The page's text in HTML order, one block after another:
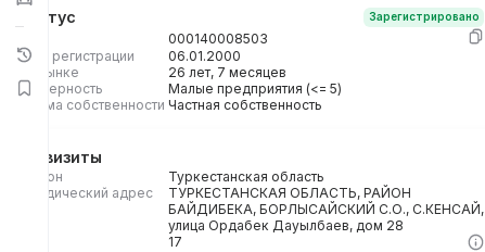
Статус Зарегистрировано
000140008503
Дата регистрации
06.01.2000
На рынке
26 лет, 7 месяцев
Размерность
Малые предприятия (<= 5)
Форма собственности Частная собственность
Реквизиты
Регион
Туркестанская область
Юридический адрес
ТУРКЕСТАНСКАЯ ОБЛАСТЬ, РАЙОН
БАЙДИБЕКА, БОРЛЫСАЙСКИЙ С.О., С.КЕНСАЙ,
улица Ордабек Дауылбаев, дом 28
17